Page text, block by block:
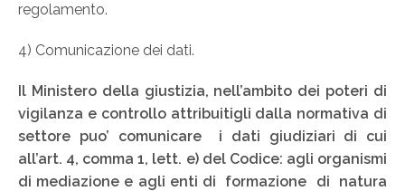
regolamento.
4) Comunicazione dei dati.
Il Ministero della giustizia, nell’ambito dei poteri di
vigilanza e controllo attribuitigli dalla normativa di
settore puo’ comunicare i dati giudiziari di cui
all’art. 4, comma 1, lett. e) del Codice: agli organismi
di mediazione e agli enti di formazione di natura